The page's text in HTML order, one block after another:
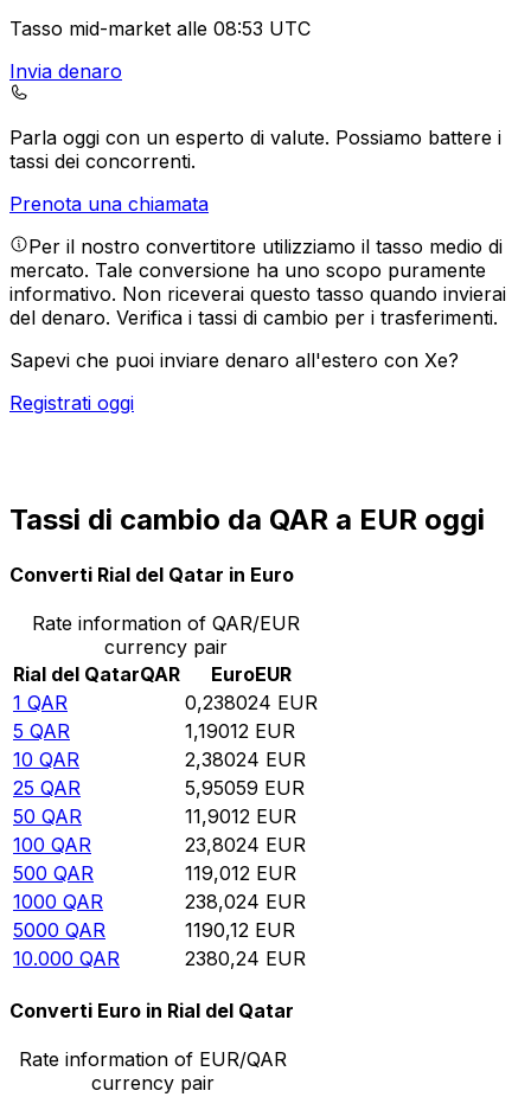
Tasso mid-market alle 08:53 UTC
Invia denaro
Parla oggi con un esperto di valute. Possiamo battere i
tassi dei concorrenti.
Prenota una chiamata
Per il nostro convertitore utilizziamo il tasso medio di
mercato. Tale conversione ha uno scopo puramente
informativo. Non riceverai questo tasso quando invierai
del denaro. Verifica i tassi di cambio per i trasferimenti.
Sapevi che puoi inviare denaro all'estero con Xe?
Registrati oggi
Tassi di cambio da QAR a EUR oggi
Converti Rial del Qatar in Euro
Rate information of QAR/EUR
currency pair
Rial del QatarQAR EuroEUR
1 QAR 0,238024 EUR
5 QAR 1,19012 EUR
10 QAR 2,38024 EUR
25 QAR 5,95059 EUR
50 QAR 11,9012 EUR
100 QAR 23,8024 EUR
500 QAR 119,012 EUR
1000 QAR 238,024 EUR
5000 QAR 1190,12 EUR
10.000 QAR 2380,24 EUR
Converti Euro in Rial del Qatar
Rate information of EUR/QAR
currency pair